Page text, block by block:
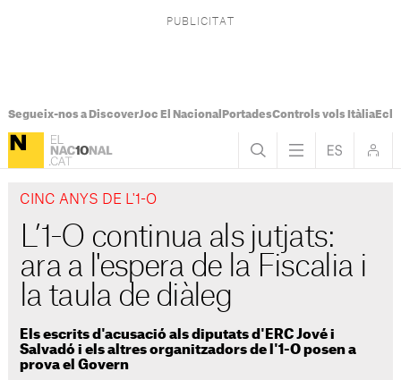
Segueix-nos a DiscoverJoc El Nacional PortadesControls vols Itàlia
CINC ANYS DE L'1-O
L’1-O continua als jutjats:
ara a l'espera de la Fiscalia i
la taula de diàleg
Els escrits d'acusació als diputats d'ERC Jové i
Salvadó i els altres organitzadors de l'1-O posen a
prova el Govern